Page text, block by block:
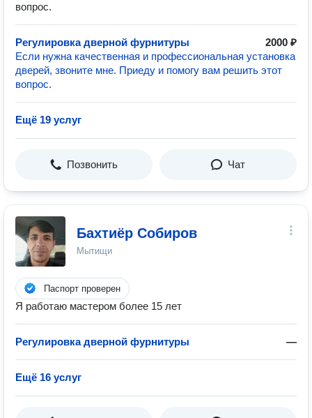
вопрос.
Регулировка дверной фурнитуры
2000 ₽
Если нужна качественная и профессиональная установка
дверей, звоните мне. Приеду и помогу вам решить этот
вопрос.
Ещё 19 услуг
Позвонить Чат
Бахтиëр Собиров
Мытищи
Паспорт проверен
Я работаю мастером более 15 лет
Регулировка дверной фурнитуры —
Ещё 16 услуг